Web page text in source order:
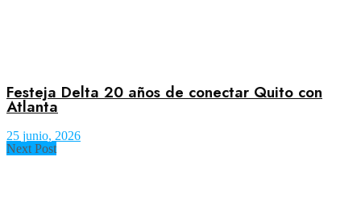
Festeja Delta 20 años de conectar Quito con
Atlanta
25 junio, 2026
Next Post